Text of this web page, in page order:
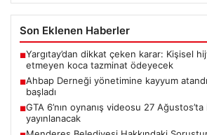
Son Eklenen Haberler
■Yargıtay’dan dikkat çeken karar: Kişisel
etmeyen koca tazminat ödeyecek
■Ahbap Derneği yönetimine kayyum
başladı
■GTA 6’nın oynanış videosu 27 Ağustos’ta
yayınlanacak